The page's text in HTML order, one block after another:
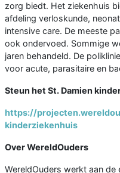
zorg biedt. Het ziekenhuis
afdeling verloskunde,
intensive care. De meeste
ook ondervoed. Sommige
jaren behandeld. De
voor acute, parasitaire en
Steun het St. Damien
https://
kinderziekenhuis
Over WereldOuders
WereldOuders werkt aan